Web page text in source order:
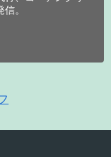
。